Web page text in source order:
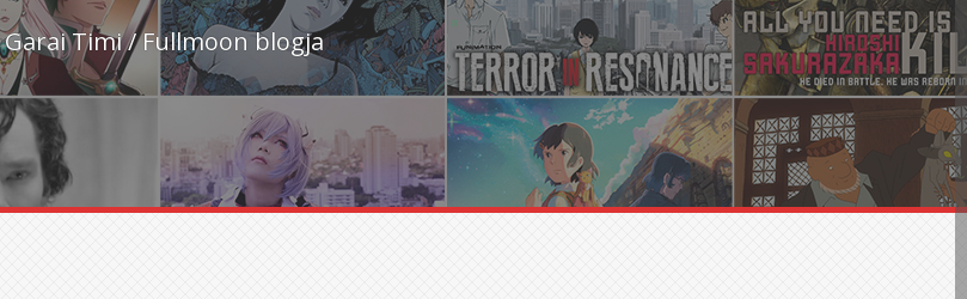
Garai Timi / Fullmoon blogja